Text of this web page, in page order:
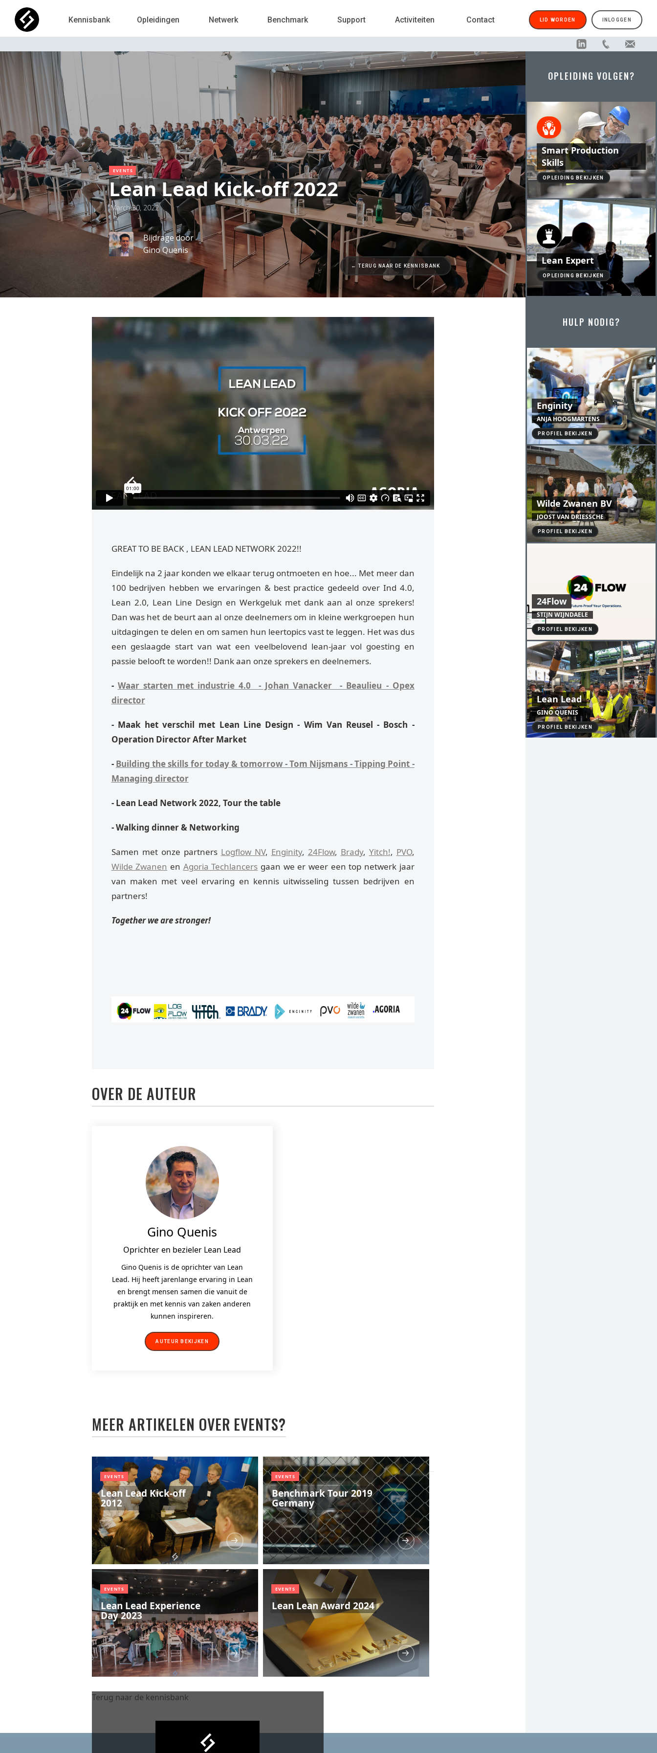
LID WORDEN INLOGGEN
Kennisbank Opleidingen Netwerk Benchmark Support Activiteiten Contact
EVENTS
Lean Lead Kick-off 2022
March 30, 2022
Bijdrage door
Gino Quenis
← TERUG NAAR DE KENNISBANK
GREAT TO BE BACK , LEAN LEAD NETWORK 2022!!
Eindelijk na 2 jaar konden we elkaar terug ontmoeten en hoe... Met meer dan
100 bedrijven hebben we ervaringen & best practice gedeeld over Ind 4.0,
Lean 2.0, Lean Line Design en Werkgeluk met dank aan al onze sprekers!
Dan was het de beurt aan al onze deelnemers om in kleine werkgroepen hun
uitdagingen te delen en om samen hun leertopics vast te leggen. Het was dus
een geslaagde start van wat een veelbelovend lean-jaar vol goesting en
passie belooft te worden!! Dank aan onze sprekers en deelnemers.
- Waar starten met industrie 4.0 - Johan Vanacker - Beaulieu - Opex
director
- Maak het verschil met Lean Line Design - Wim Van Reusel - Bosch -
Operation Director After Market
- Building the skills for today & tomorrow - Tom Nijsmans - Tipping Point -
Managing director
- Lean Lead Network 2022, Tour the table
- Walking dinner & Networking
Samen met onze partners Logflow NV, Enginity, 24Flow, Brady, Yitch!, PVO,
Wilde Zwanen en Agoria Techlancers gaan we er weer een top netwerk jaar
van maken met veel ervaring en kennis uitwisseling tussen bedrijven en
partners!
Together we are stronger!
OPLEIDING VOLGEN?
Smart Production
Skills
OPLEIDING BEKIJKEN
Lean Expert
OPLEIDING BEKIJKEN
HULP NODIG?
Enginity
ANJA HOOGMARTENS
PROFIEL BEKIJKEN
Wilde Zwanen BV
JOOST VAN DRIESSCHE
PROFIEL BEKIJKEN
24Flow
STIJN WIJNDAELE
PROFIEL BEKIJKEN
Lean Lead
GINO QUENIS
PROFIEL BEKIJKEN
OVER DE AUTEUR
Gino Quenis
Oprichter en bezieler Lean Lead
Gino Quenis is de oprichter van Lean
Lead. Hij heeft jarenlange ervaring in Lean
en brengt mensen samen die vanuit de
praktijk en met kennis van zaken anderen
kunnen inspireren.
AUTEUR BEKIJKEN
MEER ARTIKELEN OVER EVENTS?
EVENTS
Lean Lead Kick-off
2012
EVENTS
Benchmark Tour 2019
Germany
EVENTS
Lean Lead Experience
Day 2023
EVENTS
Lean Lean Award 2024
Terug naar de kennisbank